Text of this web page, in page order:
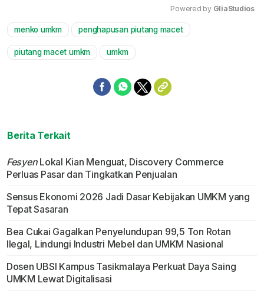
Powered by GliaStudios
menko umkm penghapusan piutang macet
piutang macet umkm umkm
Berita Terkait
FesyenLokal Kian Menguat, Discovery Commerce
Perluas Pasar dan Tingkatkan Penjualan
Sensus Ekonomi 2026 Jadi Dasar Kebijakan UMKM yang
Tepat Sasaran
Bea Cukai Gagalkan Penyelundupan 99,5 Ton Rotan
Ilegal, Lindungi Industri Mebel dan UMKM Nasional
Dosen UBSI Kampus Tasikmalaya Perkuat Daya Saing
UMKM Lewat Digitalisasi